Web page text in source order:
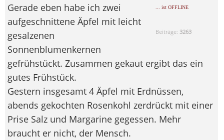
... ist OFFLINE
Beiträge: 3263
Gerade eben habe ich zwei
aufgeschnittene Äpfel mit leicht
gesalzenen
Sonnenblumenkernen
gefrühstückt. Zusammen gekaut ergibt das ein
gutes Frühstück.
Gestern insgesamt 4 Äpfel mit Erdnüssen,
abends gekochten Rosenkohl zerdrückt mit einer
Prise Salz und Margarine gegessen. Mehr
braucht er nicht, der Mensch.